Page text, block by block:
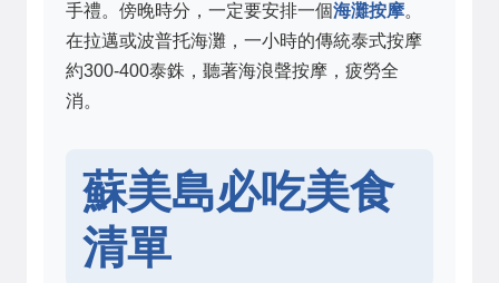
手禮。傍晚時分，一定要安排一個海灘按摩。
在拉邁或波普托海灘，一小時的傳統泰式按摩
約300-400泰銖，聽著海浪聲按摩，疲勞全
消。
蘇美島必吃美食
清單